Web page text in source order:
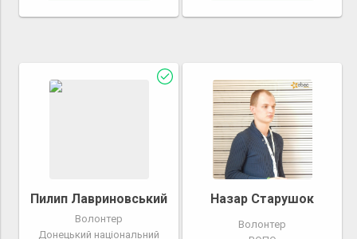
Пилип Лавриновський
Волонтер
Донецький національний
Назар Старушок
Волонтер